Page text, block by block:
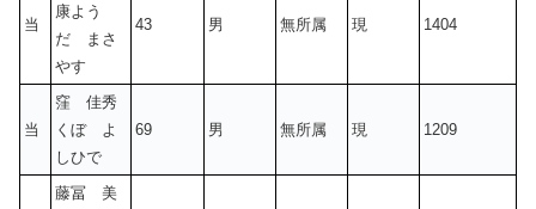
当
康よう
だ まさ
やす
43 男 無所属 現 1404
当
窪 佳秀
くぼ よ
しひで
69 男 無所属 現 1209
藤冨 美